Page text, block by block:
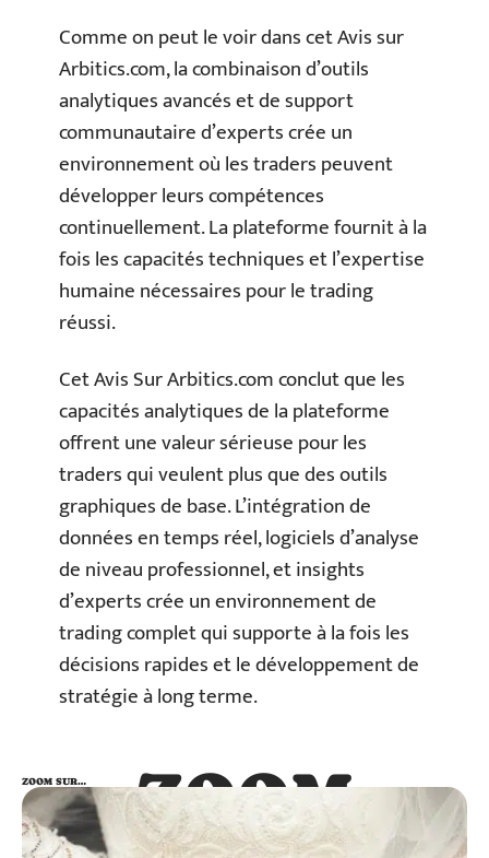
Comme on peut le voir dans cet Avis sur
Arbitics.com, la combinaison d’outils
analytiques avancés et de support
communautaire d’experts crée un
environnement où les traders peuvent
développer leurs compétences
continuellement. La plateforme fournit à la
fois les capacités techniques et l’expertise
humaine nécessaires pour le trading
réussi.
Cet Avis Sur Arbitics.com conclut que les
capacités analytiques de la plateforme
offrent une valeur sérieuse pour les
traders qui veulent plus que des outils
graphiques de base. L’intégration de
données en temps réel, logiciels d’analyse
de niveau professionnel, et insights
d’experts crée un environnement de
trading complet qui supporte à la fois les
décisions rapides et le développement de
stratégie à long terme.
ZOOM
SUR…
ZOOM SUR…